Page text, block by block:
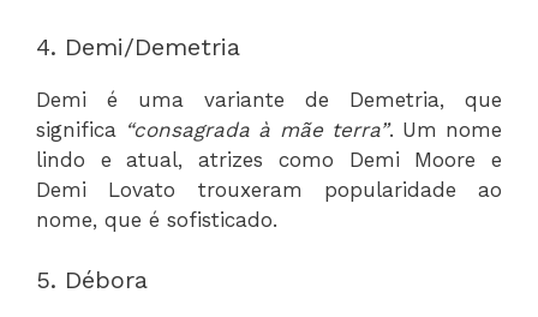
4. Demi/Demetria
Demi é uma variante de Demetria, que
significa “consagrada à mãe terra”. Um nome
lindo e atual, atrizes como Demi Moore e
Demi Lovato trouxeram popularidade ao
nome, que é sofisticado.
5. Débora